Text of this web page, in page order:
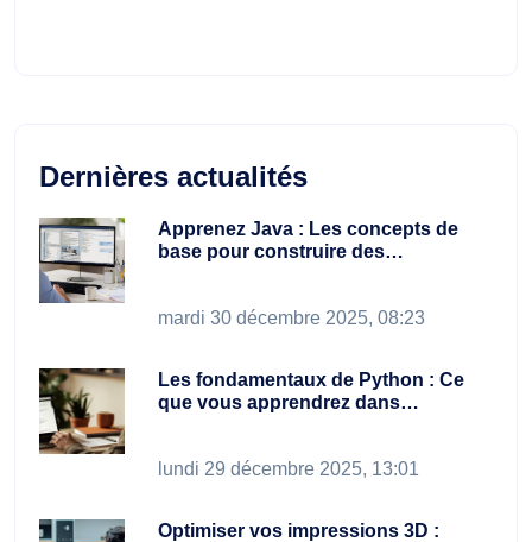
Dernières actualités
Apprenez Java : Les concepts de
base pour construire des…
mardi 30 décembre 2025, 08:23
Les fondamentaux de Python : Ce
que vous apprendrez dans…
lundi 29 décembre 2025, 13:01
Optimiser vos impressions 3D :